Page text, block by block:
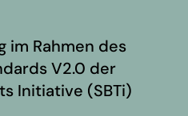
im Rahmen des
V2.0 der
Initiative (SBTi)